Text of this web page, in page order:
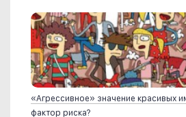
«Агрессивное» значение красивых
фактор риска?